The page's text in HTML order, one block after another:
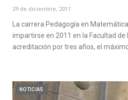
29 de diciembre, 2011
La carrera Pedagogía en
impartirse en 2011 en la Facultad de
acreditación por tres años, el máximo
NOTICIAS